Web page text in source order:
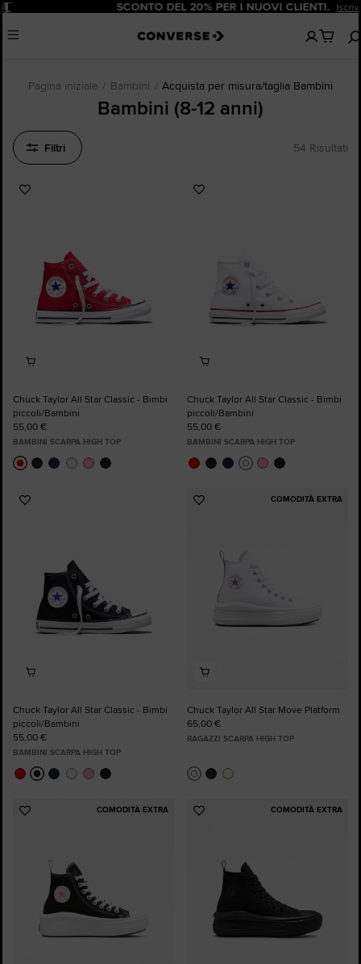
Pause SCONTO DEL 20% PER I NUOVI CLIENTI. Iscriviti Ora!
Menu
Nessun
articoli
Pagina iniziale
Bambini Acquista per misura/taglia Bambini
Bambini (8-12 anni)
Filtri 54 Risultati
Aggiungi
Chuck Taylor All Star Classic - Bimbi
piccoli/Bambini
55,00 €
BAMBINI SCARPA HIGH TOP
Aggiungi
Chuck Taylor All Star Classic - Bimbi
piccoli/Bambini
55,00 €
BAMBINI SCARPA HIGH TOP
Aggiungi
Chuck Taylor All Star Classic - Bimbi
piccoli/Bambini
55,00 €
BAMBINI SCARPA HIGH TOP
COMODITÀ EXTRA
Aggiungi
Chuck Taylor All Star Move Platform
65,00 €
RAGAZZI SCARPA HIGH TOP
COMODITÀ EXTRA
Aggiungi
COMODITÀ EXTRA
Aggiungi